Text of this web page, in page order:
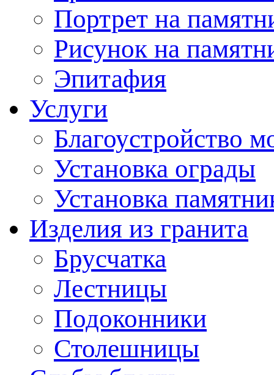
Портрет на
Рисунок на
Эпитафия
Услуги
Благоустройство
Установка ограды
Установка
Изделия из гранита
Брусчатка
Лестницы
Подоконники
Столешницы